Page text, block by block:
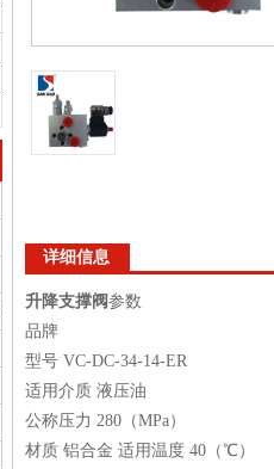
详细信息
升降支撑阀参数
品牌
型号 VC-DC-34-14-ER
适用介质 液压油
公称压力 280（MPa）
材质 铝合金 适用温度 40（℃）